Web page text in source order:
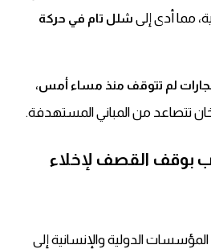
مما أدى إلى شلل تام في حركة
لم تتوقف منذ مساء أمس،
تتصاعد من المباني المستهدفة.
بوقف القصف لإخلاء
الدولية والإنسانية إلى